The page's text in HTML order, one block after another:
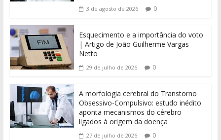
3 de agosto de 2026 0
Esquecimento e a importância do voto
| Artigo de João Guilherme Vargas
Netto
29 de julho de 2026 0
A morfologia cerebral do Transtorno
Obsessivo-Compulsivo: estudo inédito
aponta mecanismos do cérebro
ligados à origem da doença
27 de julho de 2026 0